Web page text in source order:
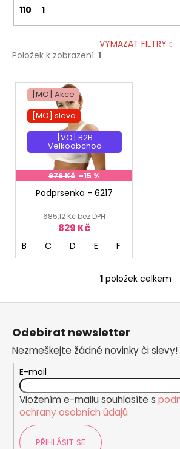
110 1
VYMAZAT FILTRY
Položek k zobrazení: 1
V
p
r
t
[MO] Akce
[MO] sleva
[VO] B2B
Velkoobchod
976 Kč –15 %
Podprsenka - 6217
685,12 Kč bez DPH
829 Kč
B C D E F
O
v
a
c
í
p
r
1 položek celkem
Odebírat newsletter
Nezmeškejte žádné novinky či slevy!
E-mail
Vložením e-mailu souhlasíte s
ochrany osobních údajů
PŘIHLÁSIT SE